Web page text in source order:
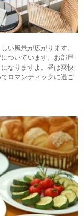
い風景が広がります。
ついています。お部屋
なりますよ。昼は爽快
ロマンティックに過ご